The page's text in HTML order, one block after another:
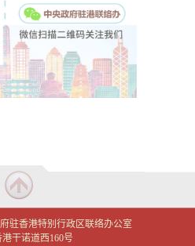
驻香港特别行政区联络办公室
干诺道西160号